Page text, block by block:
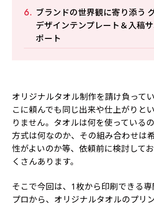
ブランドの世界観に寄り添う
デザインテンプレート＆入稿
ポート
オリジナルタオル制作を請け負って
こに頼んでも同じ出来や仕上がりと
りません。タオルは何を使っている
方式は何なのか、その組み合わせは
性がよいのか等、依頼前に検討して
くさんあります。
そこで今回は、1枚から印刷できる
プロから、オリジナルタオルのプリ